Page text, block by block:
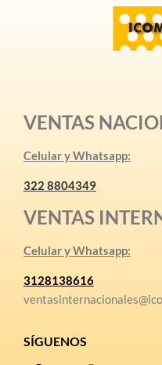
VENTAS
Celular y Whatsapp:
322 8804349
VENTAS
Celular y Whatsapp:
3128138616
SÍGUENOS